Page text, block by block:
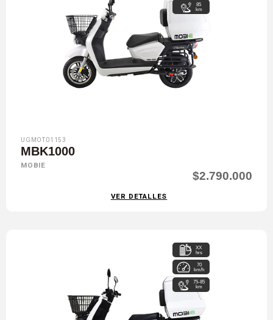
85
km
UGMOT01153
MBK1000
MOBIE
$2.790.000
VER DETALLES
XX
hrs
70
km/h
75-85
km